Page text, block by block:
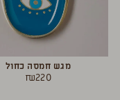
מגש חמסה כחול
₪220